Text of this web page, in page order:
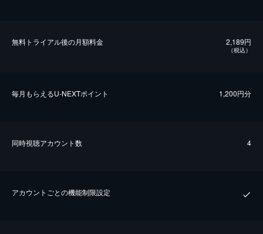
無料トライアル後の⽉額料金 2,189円
（税込）
毎⽉もらえるU-NEXTポイント 1,200円分
同時視聴アカウント数 4
アカウントごとの機能制限設定